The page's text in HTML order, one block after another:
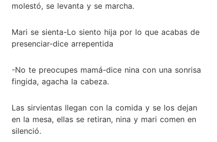
molestó, se levanta y se marcha.
Mari se sienta-Lo siento hija por lo que acabas de
presenciar-dice arrepentida
-No te preocupes mamá-dice nina con una sonrisa
fingida, agacha la cabeza.
Las sirvientas llegan con la comida y se los dejan
en la mesa, ellas se retiran, nina y mari comen en
silenció.